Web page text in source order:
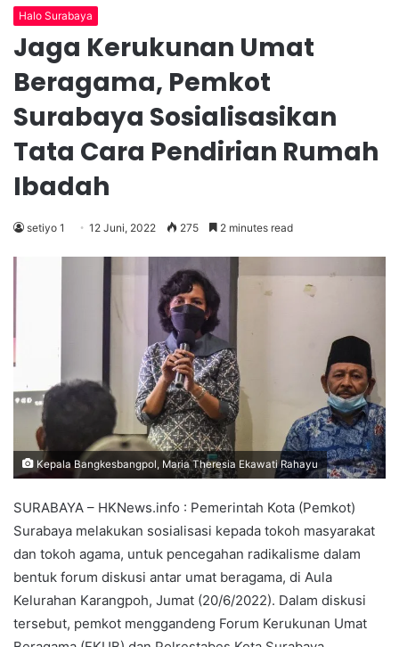
Halo Surabaya
Jaga Kerukunan Umat
Beragama, Pemkot
Surabaya Sosialisasikan
Tata Cara Pendirian Rumah
Ibadah
setiyo 1 12 Juni, 2022 275 2 minutes read
Kepala Bangkesbangpol, Maria Theresia Ekawati Rahayu
SURABAYA – HKNews.info : Pemerintah Kota (Pemkot)
Surabaya melakukan sosialisasi kepada tokoh masyarakat
dan tokoh agama, untuk pencegahan radikalisme dalam
bentuk forum diskusi antar umat beragama, di Aula
Kelurahan Karangpoh, Jumat (20/6/2022). Dalam diskusi
tersebut, pemkot menggandeng Forum Kerukunan Umat